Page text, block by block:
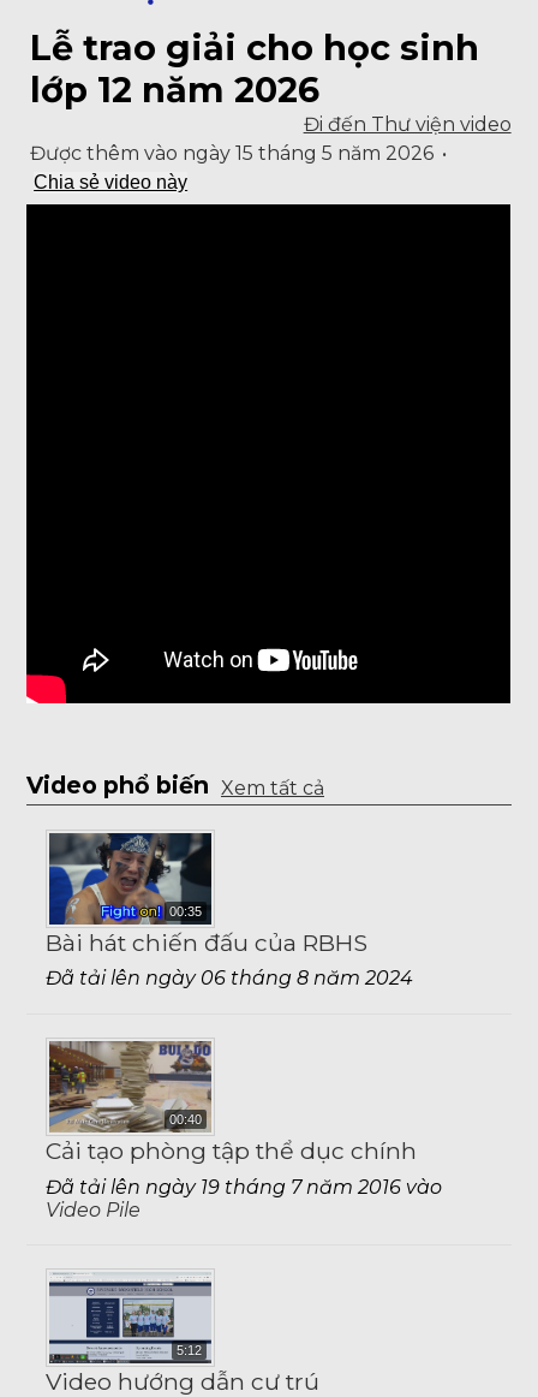
Lễ trao giải cho học sinh
lớp 12 năm 2026
Đi đến Thư viện video
Được thêm vào ngày 15 tháng 5 năm 2026 •
Chia sẻ video này
Video phổ biến Xem tất cả
00:35
Bài hát chiến đấu của RBHS
Đã tải lên ngày 06 tháng 8 năm 2024
00:40
Cải tạo phòng tập thể dục chính
Đã tải lên ngày 19 tháng 7 năm 2016 vào
Video Pile
5:12
Video hướng dẫn cư trú